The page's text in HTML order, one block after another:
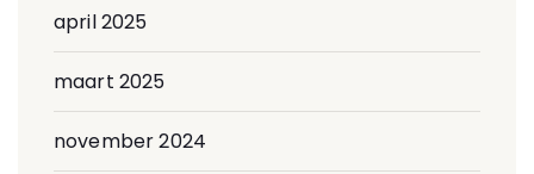
april 2025
maart 2025
november 2024